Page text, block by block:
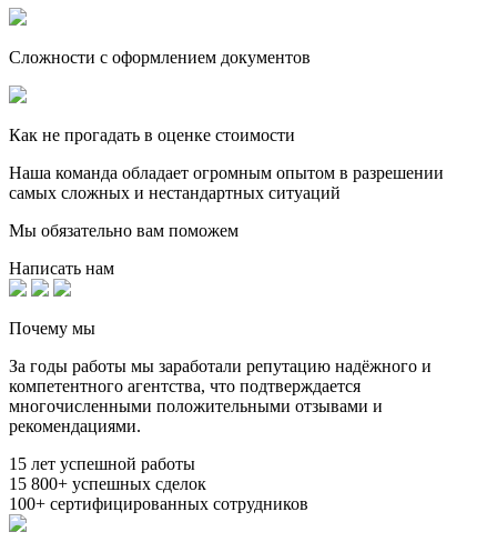
Сложности с оформлением документов
Как не прогадать в оценке стоимости
Наша команда обладает огромным опытом в разрешении
самых сложных и нестандартных ситуаций
Мы обязательно вам поможем
Написать нам
Почему мы
За годы работы мы заработали репутацию надёжного и
компетентного агентства, что подтверждается
многочисленными положительными отзывами и
рекомендациями.
15 лет успешной работы
15 800+ успешных сделок
100+ сертифи­цированных сотрудников